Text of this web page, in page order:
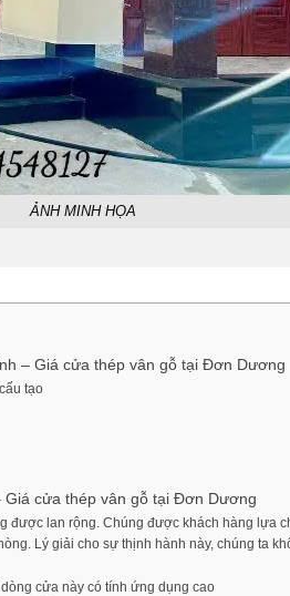
ẢNH MINH HỌA
– Giá cửa thép vân gỗ tại Đơn Dương
tạo
cửa thép vân gỗ tại Đơn Dương
được lan rộng. Chúng được khách hàng lựa
Lý giải cho sự thịnh hành này, chúng ta
cửa này có tính ứng dụng cao